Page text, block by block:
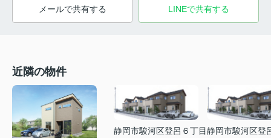
メールで共有する LINEで共有する
近隣の物件
静岡市駿河区登呂６丁目静岡市駿河区登